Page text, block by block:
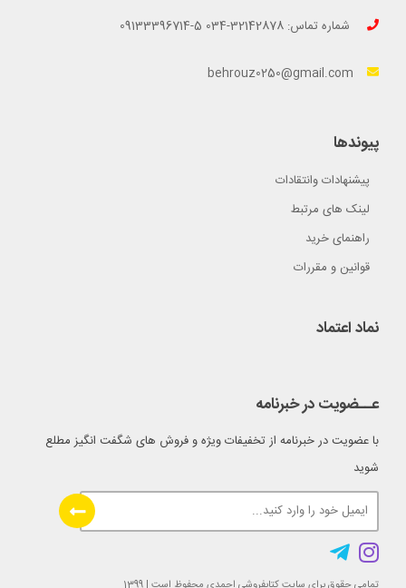
شماره تماس: 32142878-034 5-09133396714
behrouz0250@gmail.com
پیوندها
پیشنهادات وانتقادات
لینک های مرتبط
راهنمای خرید
قوانین و مقررات
نماد اعتماد
عــضویت در خبرنامه
با عضویت در خبرنامه از تخفیفات ویژه و فروش های شگفت انگیز مطلع
شوید